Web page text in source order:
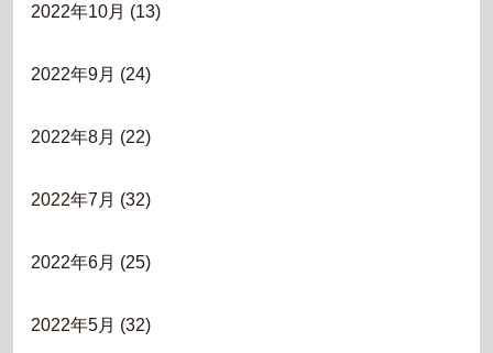
2022年10月 (13)
2022年9月 (24)
2022年8月 (22)
2022年7月 (32)
2022年6月 (25)
2022年5月 (32)